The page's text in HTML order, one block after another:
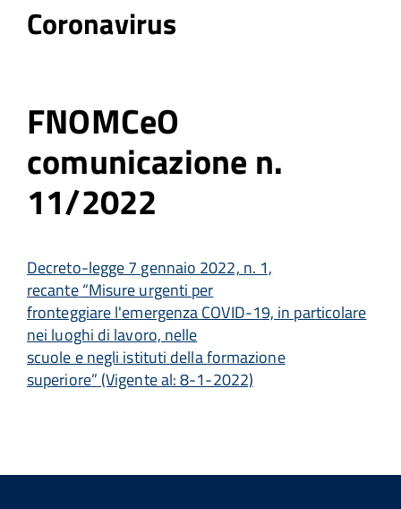
Coronavirus
FNOMCeO
comunicazione n.
11/2022
Decreto-legge 7 gennaio 2022, n. 1,
recante“Misure urgenti per
fronteggiare l'emergenza COVID-19, in particolare
nei luoghi di lavoro, nelle
scuole e negli istituti della formazione
superiore” (Vigente al: 8-1-2022)